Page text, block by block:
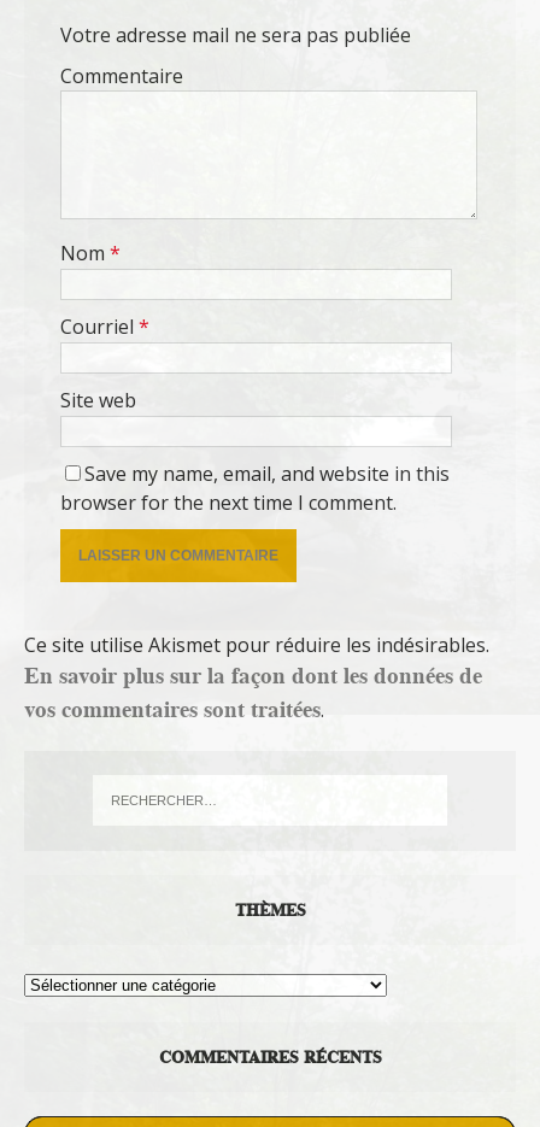
Votre adresse mail ne sera pas publiée
Commentaire
Nom *
Courriel *
Site web
Save my name, email, and website in this
browser for the next time I comment.
Ce site utilise Akismet pour réduire les indésirables.
En savoir plus sur la façon dont les données de
vos commentaires sont traitées.
THÈMES
Thèmes
COMMENTAIRES RÉCENTS